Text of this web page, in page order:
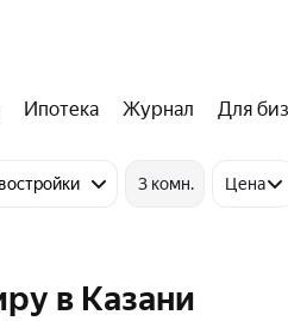
Ипотека Журнал Для
3 комн. Цена
в Казани